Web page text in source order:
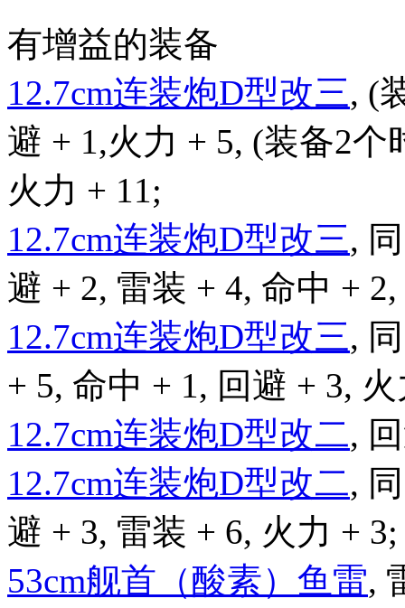
有增益的装备
12.7cm连装炮D型改三, (
避 + 1,火力 + 5, (装备2个
火力 + 11;
12.7cm连装炮D型改三,
避 + 2, 雷装 + 4, 命中 +
12.7cm连装炮D型改三,
+ 5, 命中 + 1, 回避 + 3,
12.7cm连装炮D型改二,
12.7cm连装炮D型改二,
避 + 3, 雷装 + 6, 火力 + 3;
53cm舰首（酸素）鱼雷,